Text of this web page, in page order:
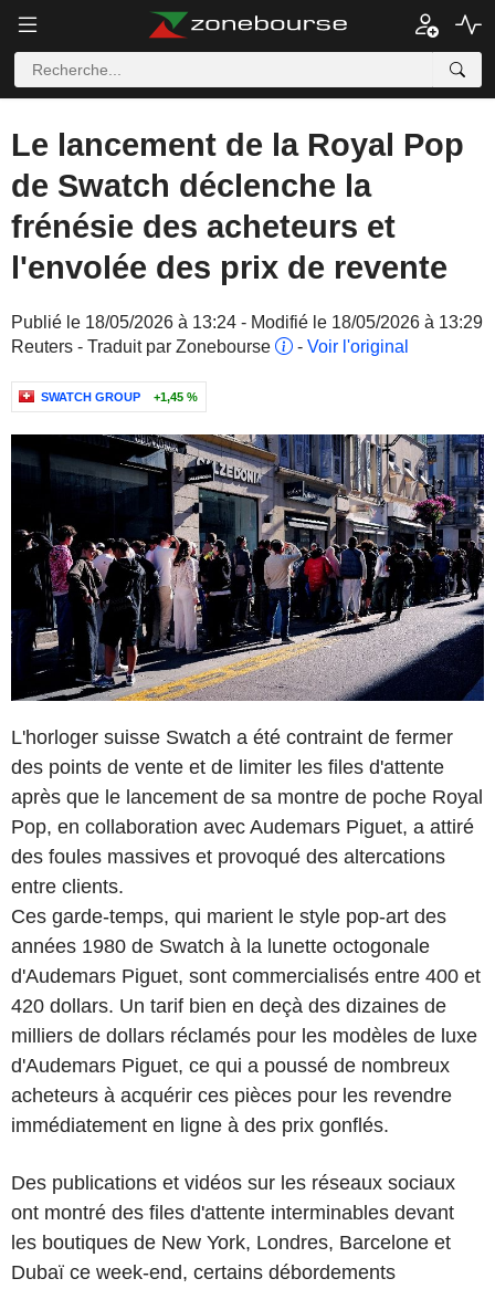
Le lancement de la Royal Pop
de Swatch déclenche la
frénésie des acheteurs et
l'envolée des prix de revente
Publié le 18/05/2026 à 13:24 - Modifié le 18/05/2026 à 13:29
Reuters - Traduit par Zonebourse
- Voir l'original
SWATCH GROUP +1,45 %
L'horloger suisse Swatch a été contraint de fermer
des points de vente et de limiter les files d'attente
après que le lancement de sa montre de poche Royal
Pop, en collaboration avec Audemars Piguet, a attiré
des foules massives et provoqué des altercations
entre clients.
Ces garde-temps, qui marient le style pop-art des
années 1980 de Swatch à la lunette octogonale
d'Audemars Piguet, sont commercialisés entre 400 et
420 dollars. Un tarif bien en deçà des dizaines de
milliers de dollars réclamés pour les modèles de luxe
d'Audemars Piguet, ce qui a poussé de nombreux
acheteurs à acquérir ces pièces pour les revendre
immédiatement en ligne à des prix gonflés.
Des publications et vidéos sur les réseaux sociaux
ont montré des files d'attente interminables devant
les boutiques de New York, Londres, Barcelone et
Dubaï ce week-end, certains débordements